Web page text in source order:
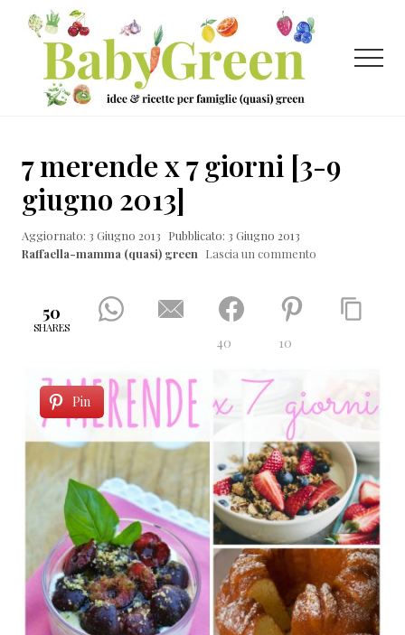
Menu
Passa
contenuto
principale
Passa
laterale
primaria
Passa
ricette
per
famiglie
Menu
7 merende x 7 giorni [3-9
giugno 2013]
Aggiornato: 3 Giugno 2013 Pubblicato: 3 Giugno 2013
Raffaella-mamma (quasi) green Lascia un commento
50
SHARES
40 10
Pin